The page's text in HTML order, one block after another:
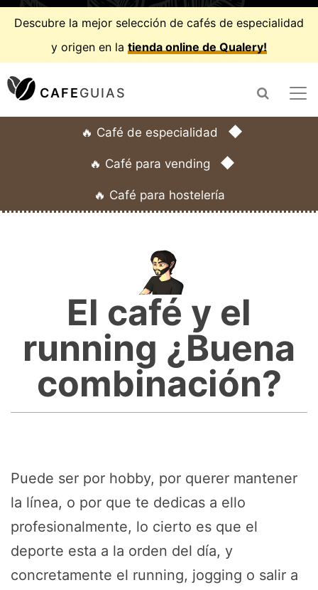
Descubre la mejor selección de cafés de especialidad
y origen en la tienda online de Qualery!
CAFEGUIAS
🔥 Café de especialidad ◆
🔥 Café para vending ◆
🔥 Café para hostelería
El café y el
running ¿Buena
combinación?
Puede ser por hobby, por querer mantener
la línea, o por que te dedicas a ello
profesionalmente, lo cierto es que el
deporte esta a la orden del día, y
concretamente el running, jogging o salir a